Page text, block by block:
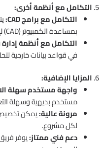
5. التكامل مع أنظمة أخرى:
التكامل مع برامج CAD:
بمساعدة الكمبيوتر (CAD) لإنشاء نماذج هندسية دقيقة.
التكامل مع أنظمة إدارة
في قواعد بيانات خارجية
6. المزايا الإضافية:
واجهة مستخدم سهلة
مستخدم بديهية وسهلة
مرونة عالية:يمكن تخصيص
لكل مشروع.
دعم فني ممتاز:يوفر